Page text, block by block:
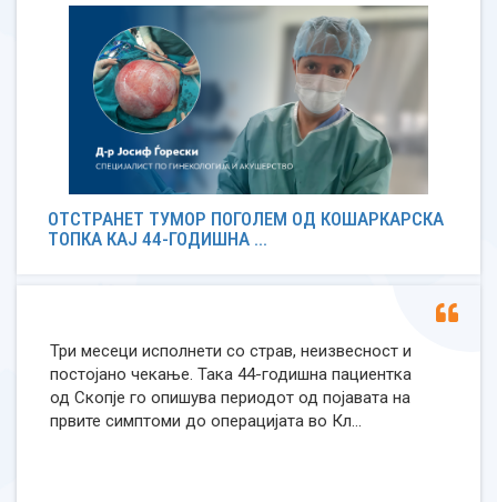
ОТСТРАНЕТ ТУМОР ПОГОЛЕМ ОД КОШАРКАРСКА
ТОПКА КАЈ 44-ГОДИШНА ...
Три месеци исполнети со страв, неизвесност и
постојано чекање. Така 44-годишна пациентка
од Скопје го опишува периодот од појавата на
првите симптоми до операцијата во Кл...